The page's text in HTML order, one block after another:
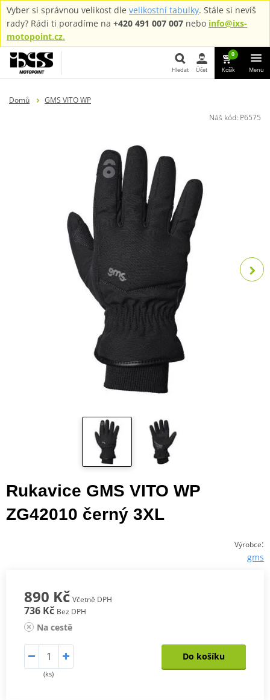
Vyber si správnou velikost dle velikostní tabulky. Stále si nevíš
rady? Rádi ti poradíme na +420 491 007 007 nebo info@ixs-
motopoint.cz.
Hledat Účet
0
Košík Menu
Domů
GMS VITO WP
Náš kód: P6575
Rukavice GMS VITO WP
ZG42010 černý 3XL
Výrobce:
gms
890 Kč Včetně DPH
736 Kč Bez DPH
Na cestě
(ks)
Do košíku